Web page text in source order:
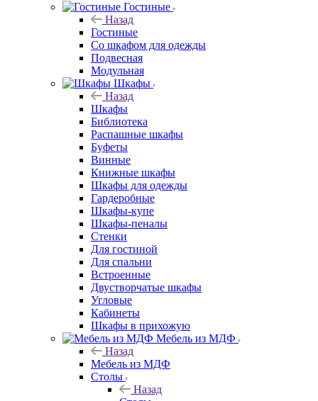
Гостиные
Назад
Гостиные
Со шкафом для одежды
Подвесная
Модульная
Шкафы
Назад
Шкафы
Библиотека
Распашные шкафы
Буфеты
Винные
Книжные шкафы
Шкафы для одежды
Гардеробные
Шкафы-купе
Шкафы-пеналы
Стенки
Для гостиной
Для спальни
Встроенные
Двустворчатые шкафы
Угловые
Кабинеты
Шкафы в прихожую
Мебель из МДФ
Назад
Мебель из МДФ
Столы
Назад